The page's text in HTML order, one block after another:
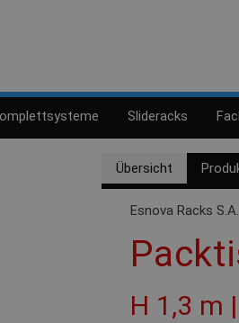
Slideracks
Übersicht
Esnova Racks S.A.
H 1,3 m